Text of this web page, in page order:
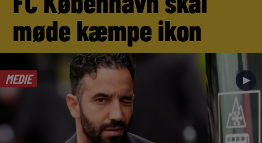
møde kæmpe ikon
MEDIE ►